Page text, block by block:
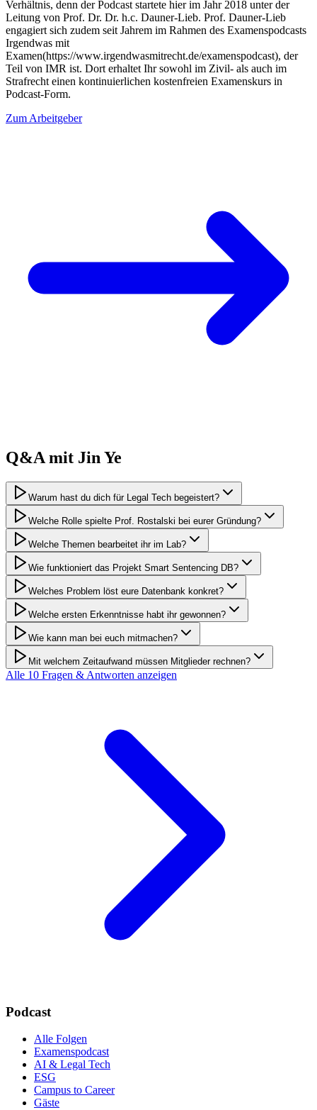
Verhältnis, denn der Podcast startete hier im Jahr 2018 unter der
Leitung von Prof. Dr. Dr. h.c. Dauner-Lieb. Prof. Dauner-Lieb
engagiert sich zudem seit Jahrem im Rahmen des Examenspodcasts
Irgendwas mit
Examen(https://www.irgendwasmitrecht.de/examenspodcast), der
Teil von IMR ist. Dort erhaltet Ihr sowohl im Zivil- als auch im
Strafrecht einen kontinuierlichen kostenfreien Examenskurs in
Podcast-Form.
Zum Arbeitgeber
Q&A mit Jin Ye
Warum hast du dich für Legal Tech begeistert?
Welche Rolle spielte Prof. Rostalski bei eurer Gründung?
Welche Themen bearbeitet ihr im Lab?
Wie funktioniert das Projekt Smart Sentencing DB?
Welches Problem löst eure Datenbank konkret?
Welche ersten Erkenntnisse habt ihr gewonnen?
Wie kann man bei euch mitmachen?
Mit welchem Zeitaufwand müssen Mitglieder rechnen?
Alle 10 Fragen & Antworten anzeigen
Podcast
Alle Folgen
Examenspodcast
AI & Legal Tech
ESG
Campus to Career
Gäste